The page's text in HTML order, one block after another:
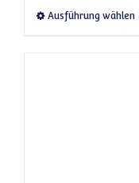
Ausführung wählen